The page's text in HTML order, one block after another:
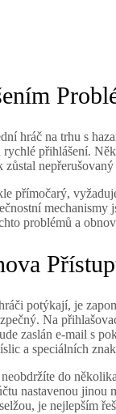
hráč na trhu s
přihlášení.
přímočarý,
problémů a
potýkají, je
Na
zaslán e-mail s
a speciálních
do
nastavenou
je nejlepším